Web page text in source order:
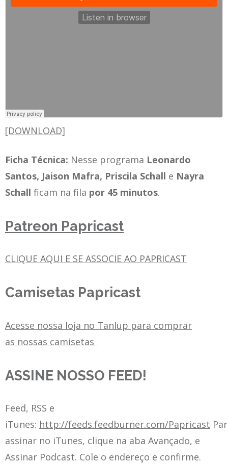
[DOWNLOAD]
Ficha Técnica: Nesse programa Leonardo
Santos, Jaison Mafra, Priscila Schall e Nayra
Schall ficam na fila por 45 minutos.
Patreon Papricast
CLIQUE AQUI E SE ASSOCIE AO PAPRICAST
Camisetas Papricast
Acesse nossa loja no Tanlup para comprar
as nossas camisetas
ASSINE NOSSO FEED!
Feed, RSS e
iTunes: http://feeds.feedburner.com/Papricast
assinar no iTunes, clique na aba Avançado, e
Assinar Podcast. Cole o endereço e confirme.